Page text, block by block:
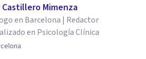
Castillero Mimenza
en Barcelona | Redactor
en Psicología Clínica